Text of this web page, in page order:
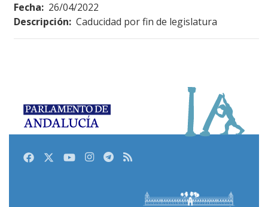
Fecha: 26/04/2022
Descripción: Caducidad por fin de legislatura
FacebookTwitterYoutubeInstagram
Telegram
RSS